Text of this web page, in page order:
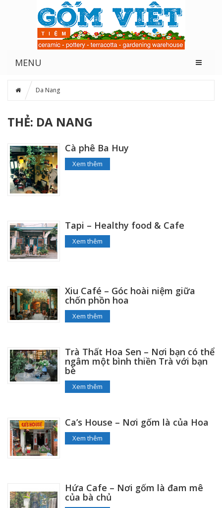
MENU
Da Nang
THẺ: DA NANG
Cà phê Ba Huy
Xem thêm
Tapi – Healthy food & Cafe
Xem thêm
Xiu Café – Góc hoài niệm giữa
chốn phồn hoa
Xem thêm
Trà Thất Hoa Sen – Nơi bạn có thể
ngâm một bình thiền Trà với bạn
bè
Xem thêm
Ca’s House – Nơi gốm là của Hoa
Xem thêm
Hứa Cafe – Nơi gốm là đam mê
của bà chủ